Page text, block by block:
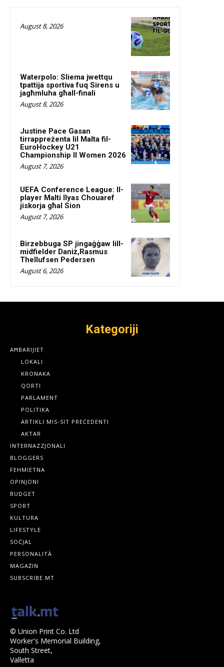
August 8, 2026
Waterpolo: Sliema jwettqu
tpattija sportiva fuq Sirens u
jagħmluha għall-finali
August 8, 2026
Justine Pace Gasan
tirrappreżenta lil Malta fil-
EuroHockey U21
Championship II Women 2026
August 7, 2026
UEFA Conference League: Il-
player Malti Ilyas Chouaref
jiskorja għal Sion
August 7, 2026
Birzebbuga SP jingaġġaw lill-
midfielder Daniż,Rasmus
Thellufsen Pedersen
August 6, 2026
Kategoriji
AĦBARIJIET
LOKALI
KRONAKA
QORTI
PARLAMENT
POLITIKA
ARTIKLI MIS-SIT PREĊEDENTI
AKTAR
INTERNAZZJONALI
BLOGGERS
FEHMIETNA
OPINJONI
BUDGET
SPORT
KULTURA
LIFESTYLE
SOĊJAL
PERSONALITÀ
MAGAŻIN
SUBSCRIBE.MT
© Union Print Co. Ltd
Worker's Memorial Building,
South Street,
Valletta